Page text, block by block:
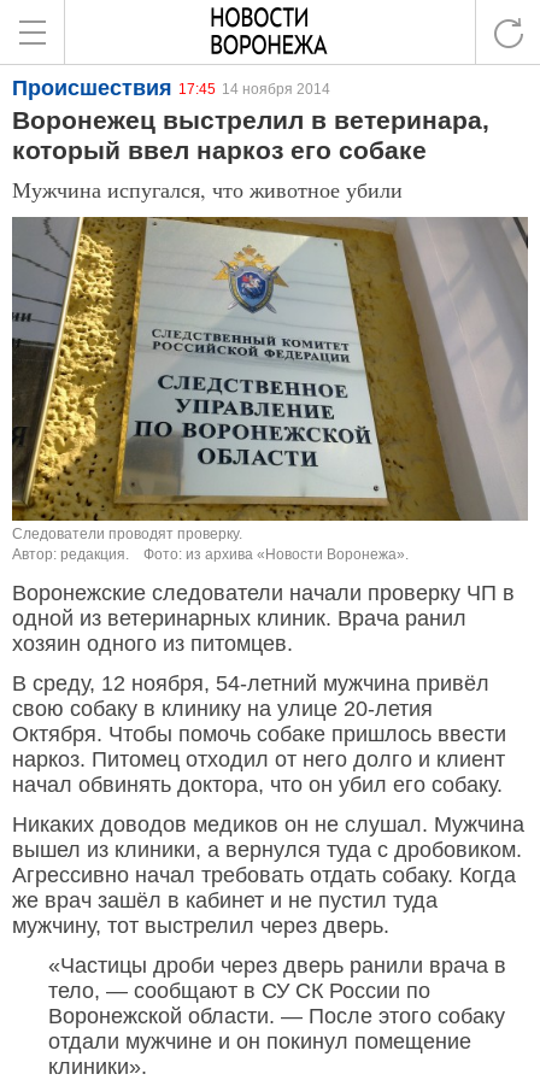
Происшествия 17:45 14 ноября 2014
Воронежец выстрелил в ветеринара,
который ввел наркоз его собаке
Мужчина испугался, что животное убили
Следователи проводят проверку.
Автор: редакция.
Фото: из архива «Новости Воронежа».
Воронежские следователи начали проверку ЧП в
одной из ветеринарных клиник. Врача ранил
хозяин одного из питомцев.
В среду, 12 ноября, 54-летний мужчина привёл
свою собаку в клинику на улице 20-летия
Октября. Чтобы помочь собаке пришлось ввести
наркоз. Питомец отходил от него долго и клиент
начал обвинять доктора, что он убил его собаку.
Никаких доводов медиков он не слушал. Мужчина
вышел из клиники, а вернулся туда с дробовиком.
Агрессивно начал требовать отдать собаку. Когда
же врач зашёл в кабинет и не пустил туда
мужчину, тот выстрелил через дверь.
«Частицы дроби через дверь ранили врача в
тело, — сообщают в СУ СК России по
Воронежской области. — После этого собаку
отдали мужчине и он покинул помещение
клиники».